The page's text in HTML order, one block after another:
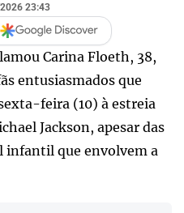
23:43
Carina Floeth, 38,
entusiasmados que
feira (10) à estreia
Jackson, apesar das
infantil que envolvem a